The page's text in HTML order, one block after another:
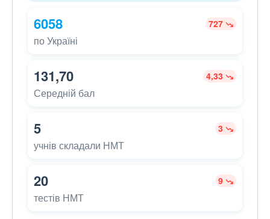
6058 727
по Україні
131,70 4,33
Середній бал
5 3
учнів складали НМТ
20 9
тестів НМТ